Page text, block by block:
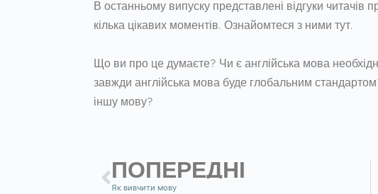
В останньому випуску представлені відгуки
кілька цікавих моментів. Ознайомтеся з ними тут.
Що ви про це думаєте? Чи є англійська мова
завжди англійська мова буде глобальним
іншу мову?
ПОПЕРЕДНІ
Як вивчити мову